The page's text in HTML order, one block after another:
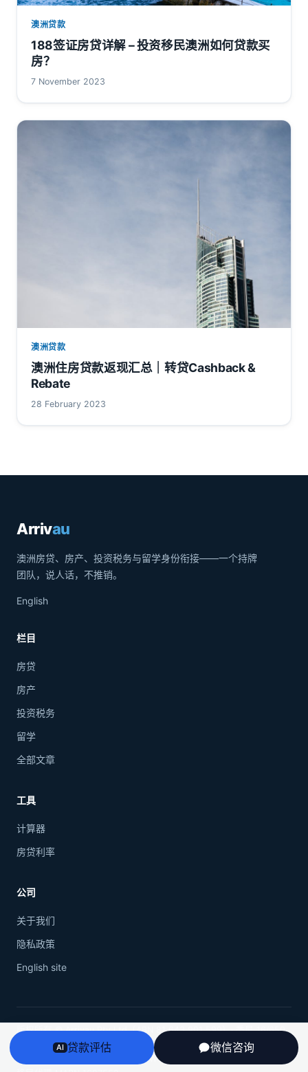
澳洲贷款
188签证房贷详解 – 投资移民澳洲如何贷款买
房？
7 November 2023
澳洲贷款
澳洲住房贷款返现汇总｜转贷Cashback &
Rebate
28 February 2023
Arrivau
澳洲房贷、房产、投资税务与留学身份衔接——一个持牌
团队，说人话，不推销。
English
栏目
房贷
房产
投资税务
留学
全部文章
工具
计算器
房贷利率
公司
关于我们
隐私政策
English site
版权所有 © Arrivau Pty Ltd（ABN 81 643 901 599）· 悉尼 16/650
George St, Sydney NSW 2000
ASIC 信贷代表 CRN 530978 · NSW 房产中介执照 20253209 · 注册
AI 贷款评估 微信咨询